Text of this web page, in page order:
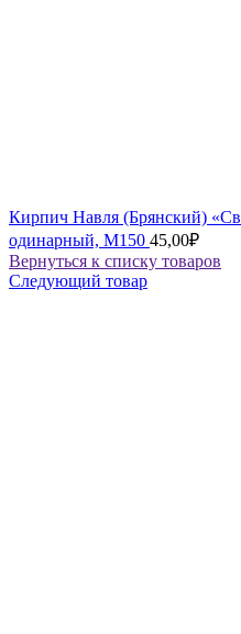
Кирпич Навля (Брянский)
одинарный, М150 45,00₽
Вернуться к списку товаров
Следующий товар